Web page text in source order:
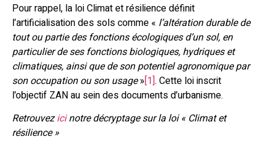
Pour rappel, la loi Climat et résilience définit
l’artificialisation des sols comme « l’altération durable de
tout ou partie des fonctions écologiques d’un sol, en
particulier de ses fonctions biologiques, hydriques et
climatiques, ainsi que de son potentiel agronomique par
son occupation ou son usage»[1]. Cette loi inscrit
l’objectif ZAN au sein des documents d’urbanisme.
Retrouvezicinotre décryptage sur la loi « Climat et
résilience »